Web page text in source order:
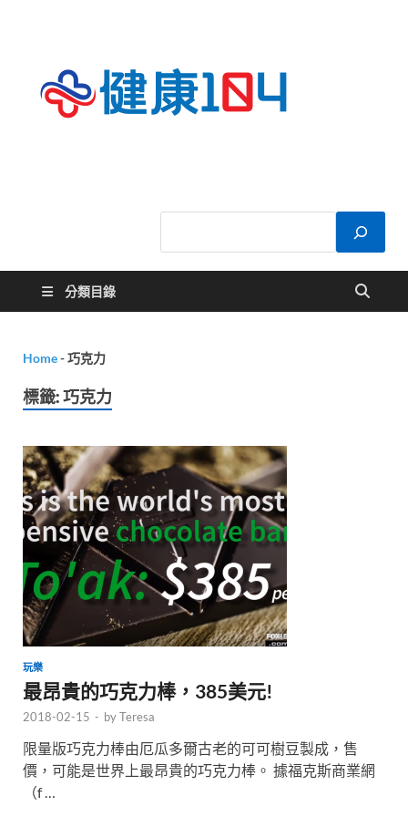
分類目錄
Home-巧克力
標籤:巧克力
玩樂
最昂貴的巧克力棒，385美元!
2018-02-15 - byTeresa
限量版巧克力棒由厄瓜多爾古老的可可樹豆製成，售
價，可能是世界上最昂貴的巧克力棒。 據福克斯商業網
（f …